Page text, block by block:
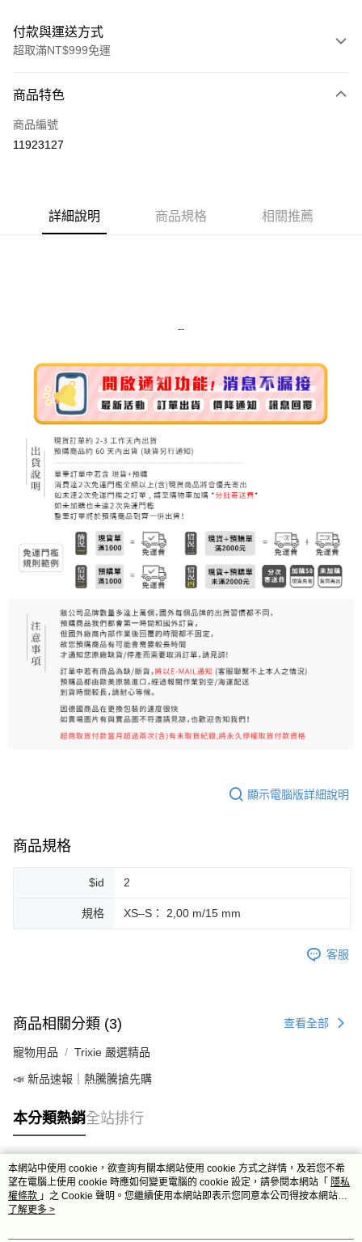
付款與運送方式
超取滿NT$999免運
信用卡一次付款
超商取貨付款
街口支付
全家取貨付款
每筆NT$80，滿NT$999(含以上)免運費
每筆NT$80，滿NT$999(含以上)免運費
7-11取貨付款
每筆NT$80，滿NT$999(含以上)免運費
7-11純取貨 (先付款
每筆NT$80，滿NT$999(含以上)免運費
每筆NT$100，滿NT$999(含以上)免運費
離島宅配（澎湖、金門、馬祖、小琉球）
每筆NT$250，滿NT$3,000(含以上)免運費
付款後門市自取
商品特色
商品編號
11923127
詳細說明 商品規格 相關推薦
--
顯示電腦版詳細說明
商品規格
$id 2
規格 XS–S： 2,00 m/15 mm
客服
商品相關分類 (3) 查看全部
寵物用品 Trixie 嚴選精品
📣 新品速報｜熱騰騰搶先購
本分類熱銷全站排行
熱門標籤
本網站中使用 cookie，欲查詢有關本網站使用 cookie 方式之詳情，及若您不希
望在電腦上使用 cookie 時應如何變更電腦的 cookie 設定，請參閱本網站「 隱私
權條款 」之 Cookie 聲明。您繼續使用本網站即表示您同意本公司得按本網站使
用條款之 Cookie 聲明使用 cookie。
了解更多 >